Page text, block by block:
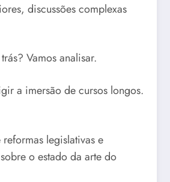
discussões complexas
Vamos analisar.
a imersão de cursos longos.
legislativas e
o estado da arte do